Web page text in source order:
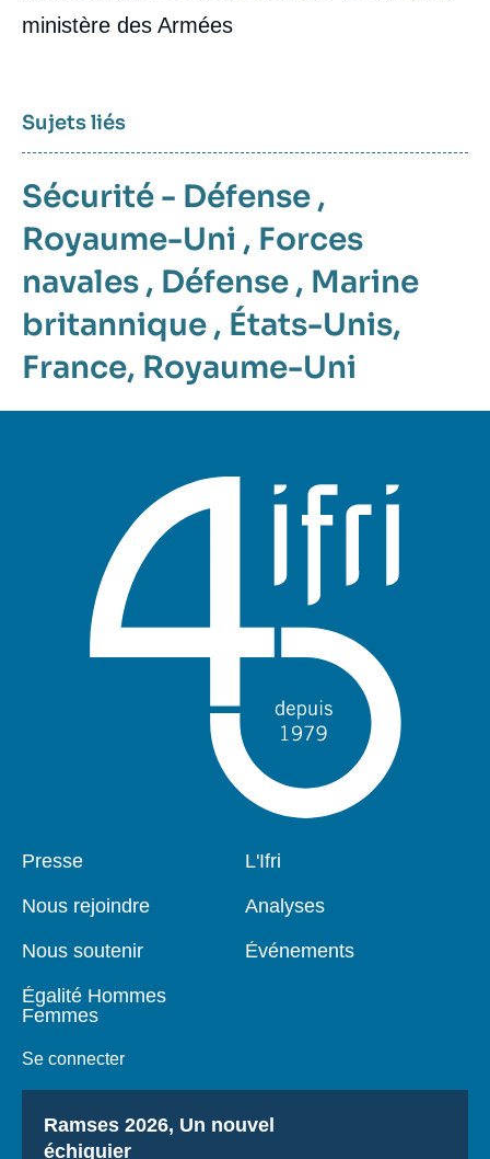
ministère des Armées
Sujets liés
Sécurité - Défense ,
Royaume-Uni , Forces
navales , Défense , Marine
britannique , États-Unis,
France, Royaume-Uni
Pied
Presse
Nous rejoindre
Nous soutenir
Égalité Hommes
Femmes
Se connecter
Navigation
L'Ifri
Analyses
Événements
Titre
Ramses 2026, Un nouvel
échiquier